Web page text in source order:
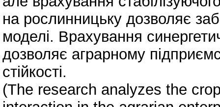
на рослинницьку дозволяє
моделі. Врахування
дозволяє аграрному
стійкості.
(The research analyzes the